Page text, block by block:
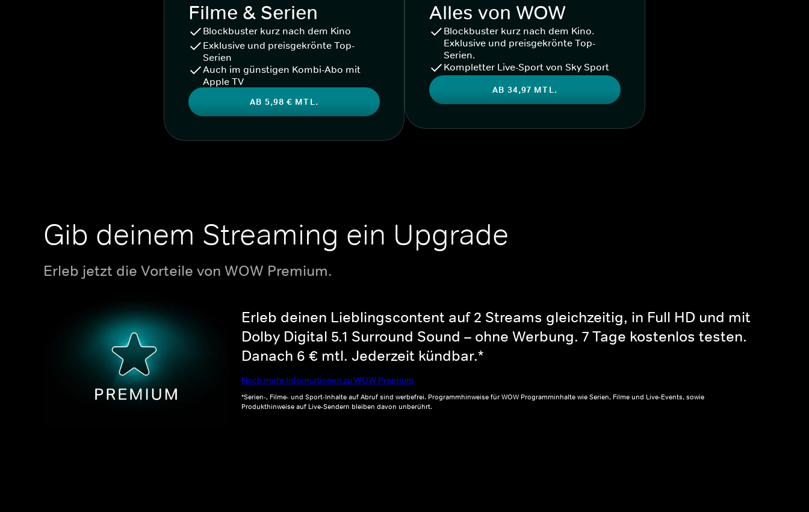
Filme & Serien
Blockbuster kurz nach dem Kino
Exklusive und preisgekrönte Top-
Serien
Auch im günstigen Kombi-Abo mit
Apple TV
AB 5,98 € MTL.
Alles von WOW
Blockbuster kurz nach dem Kino.
Exklusive und preisgekrönte Top-
Serien.
Kompletter Live-Sport von Sky Sport
AB 34,97 MTL.
Gib deinem Streaming ein Upgrade
Erleb jetzt die Vorteile von WOW Premium.
Erleb deinen Lieblingscontent auf 2 Streams gleichzeitig, in Full HD und mit
Dolby Digital 5.1 Surround Sound – ohne Werbung. 7 Tage kostenlos testen.
Danach 6 € mtl. Jederzeit kündbar.*
Noch mehr Informationen zu WOW Premium
*Serien-, Filme- und Sport-Inhalte auf Abruf sind werbefrei. Programmhinweise für WOW Programminhalte wie Serien, Filme und Live-Events, sowie
Produkthinweise auf Live-Sendern bleiben davon unberührt.